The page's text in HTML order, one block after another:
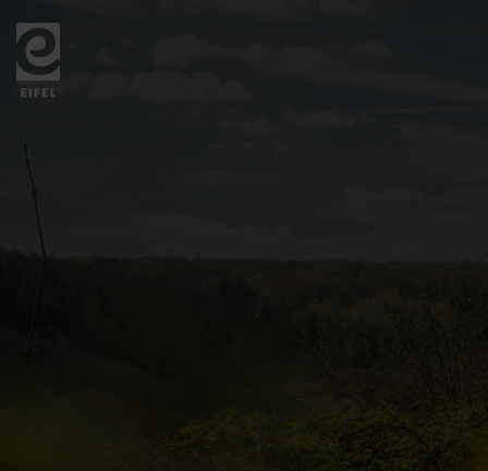
Zurück
zur
Startseite